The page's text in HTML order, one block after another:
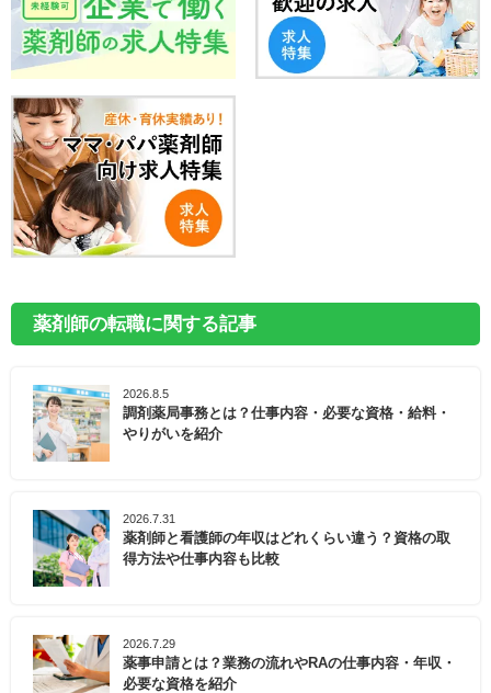
薬剤師の転職に関する記事
2026.8.5
調剤薬局事務とは？仕事内容・必要な資格・給料・
やりがいを紹介
2026.7.31
薬剤師と看護師の年収はどれくらい違う？資格の取
得方法や仕事内容も比較
2026.7.29
薬事申請とは？業務の流れやRAの仕事内容・年収・
必要な資格を紹介